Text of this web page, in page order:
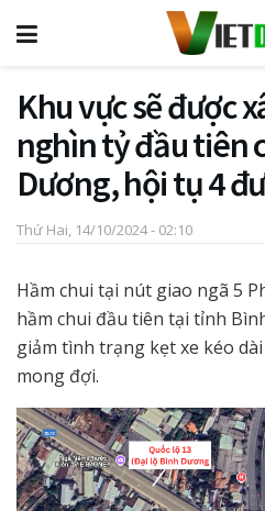
Khu vực sẽ được
nghìn tỷ đầu tiên
Dương, hội tụ 4
Thứ Hai, 14/10/2024 - 02:10
Hầm chui tại nút giao ngã 5
hầm chui đầu tiên tại tỉnh
giảm tình trạng kẹt xe kéo
mong đợi.